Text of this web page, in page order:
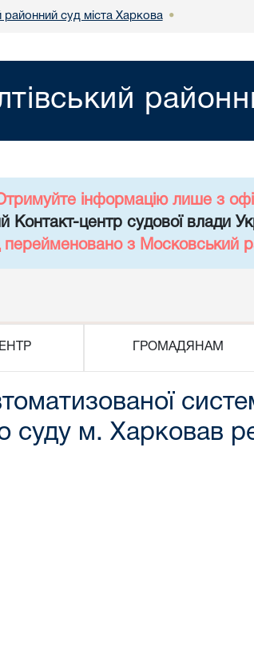
районний суд міста Харкова •
інформацію лише з
Контакт-центр судової влади
перейменовано з Московський
ГРОМАДЯНАМ
суду м. Харковав